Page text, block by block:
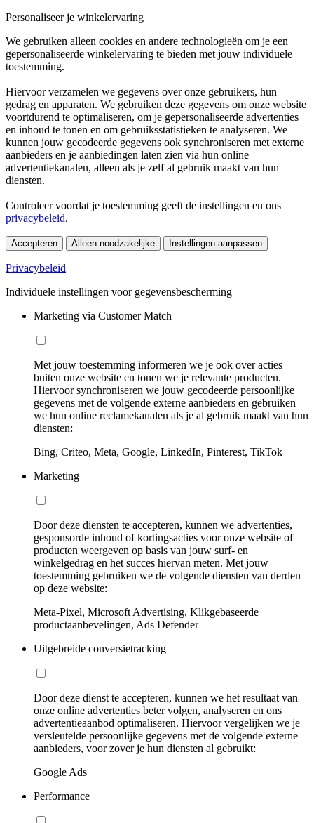
Personaliseer je winkelervaring
We gebruiken alleen cookies en andere technologieën om je een
gepersonaliseerde winkelervaring te bieden met jouw individuele
toestemming.
Hiervoor verzamelen we gegevens over onze gebruikers, hun
gedrag en apparaten. We gebruiken deze gegevens om onze website
voortdurend te optimaliseren, om je gepersonaliseerde advertenties
en inhoud te tonen en om gebruiksstatistieken te analyseren. We
kunnen jouw gecodeerde gegevens ook synchroniseren met externe
aanbieders en je aanbiedingen laten zien via hun online
advertentiekanalen, alleen als je zelf al gebruik maakt van hun
diensten.
Controleer voordat je toestemming geeft de instellingen en ons
privacybeleid.
Accepteren Alleen noodzakelijke Instellingen aanpassen
Privacybeleid
Individuele instellingen voor gegevensbescherming
Marketing via Customer Match
Met jouw toestemming informeren we je ook over acties
buiten onze website en tonen we je relevante producten.
Hiervoor synchroniseren we jouw gecodeerde persoonlijke
gegevens met de volgende externe aanbieders en gebruiken
we hun online reclamekanalen als je al gebruik maakt van hun
diensten:
Bing, Criteo, Meta, Google, LinkedIn, Pinterest, TikTok
Marketing
Door deze diensten te accepteren, kunnen we advertenties,
gesponsorde inhoud of kortingsacties voor onze website of
producten weergeven op basis van jouw surf- en
winkelgedrag en het succes hiervan meten. Met jouw
toestemming gebruiken we de volgende diensten van derden
op deze website:
Meta-Pixel, Microsoft Advertising, Klikgebaseerde
productaanbevelingen, Ads Defender
Uitgebreide conversietracking
Door deze dienst te accepteren, kunnen we het resultaat van
onze online advertenties beter volgen, analyseren en ons
advertentieaanbod optimaliseren. Hiervoor vergelijken we je
versleutelde persoonlijke gegevens met de volgende externe
aanbieders, voor zover je hun diensten al gebruikt:
Google Ads
Performance